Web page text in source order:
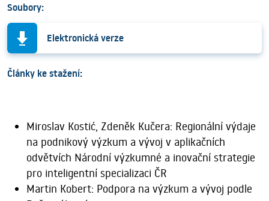
Soubory:
Elektronická verze
Články ke stažení:
Miroslav Kostić, Zdeněk Kučera: Regionální výdaje
na podnikový výzkum a vývoj v aplikačních
odvětvích Národní výzkumné a inovační strategie
pro inteligentní specializaci ČR
Martin Kobert: Podpora na výzkum a vývoj podle